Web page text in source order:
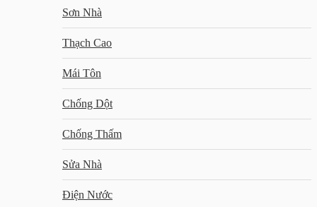
Sơn Nhà
Thạch Cao
Mái Tôn
Chống Dột
Chống Thấm
Sửa Nhà
Điện Nước